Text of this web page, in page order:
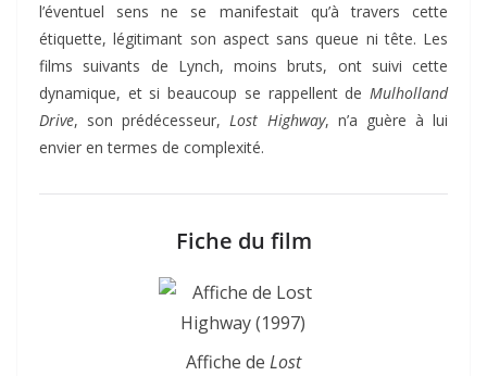
l’éventuel sens ne se manifestait qu’à travers cette
étiquette, légitimant son aspect sans queue ni tête. Les
films suivants de Lynch, moins bruts, ont suivi cette
dynamique, et si beaucoup se rappellent de Mulholland
Drive, son prédécesseur,Lost Highway, n’a guère à lui
envier en termes de complexité.
Fiche du film
Affiche de Lost